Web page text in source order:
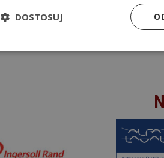
DOSTOSUJ